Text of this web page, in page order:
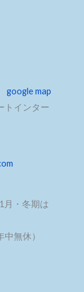
google map
トインター
・冬期は
無休）